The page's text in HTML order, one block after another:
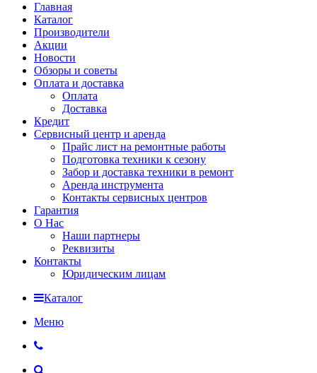
Главная
Каталог
Производители
Акции
Новости
Обзоры и советы
Оплата и доставка
Оплата
Доставка
Кредит
Сервисный центр и аренда
Прайс лист на ремонтные работы
Подготовка техники к сезону
Забор и доставка техники в ремонт
Аренда инструмента
Контакты сервисных центров
Гарантия
О Нас
Наши партнеры
Реквизиты
Контакты
Юридическим лицам
Каталог
Меню